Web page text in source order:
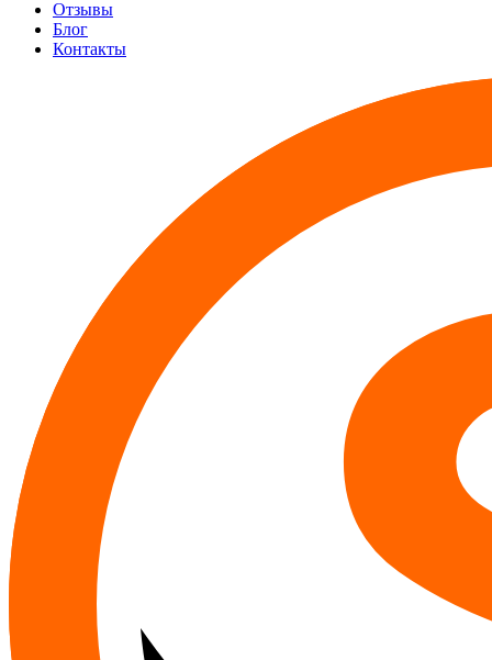
Отзывы
Блог
Контакты